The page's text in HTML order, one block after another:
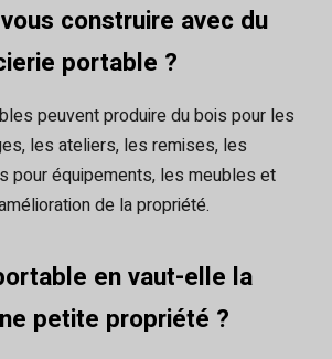
construire avec du
portable ?
peuvent produire du bois pour les
les ateliers, les remises, les
pour équipements, les meubles et
de la propriété.
en vaut-elle la
petite propriété ?